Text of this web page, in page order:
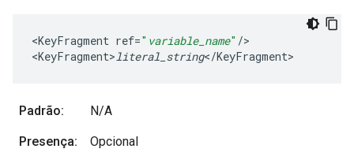
<KeyFragment ref=" variable_name" />
<KeyFragment>literal_string</KeyFragment>
Padrão: N/A
Presença: Opcional